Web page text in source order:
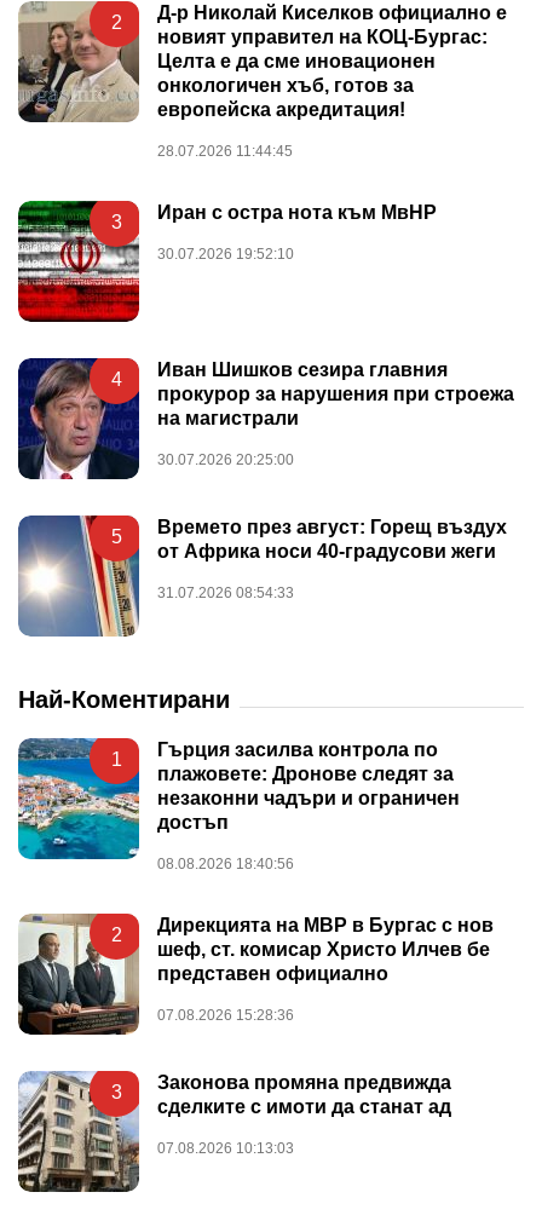
2
Д-р Николай Киселков официално е
новият управител на КОЦ-Бургас:
Целта е да сме иновационен
онкологичен хъб, готов за
европейска акредитация!
28.07.2026 11:44:45
3 Иран с остра нота към МвНР
30.07.2026 19:52:10
4
Иван Шишков сезира главния
прокурор за нарушения при строежа
на магистрали
30.07.2026 20:25:00
5
Времето през август: Горещ въздух
от Африка носи 40-градусови жеги
31.07.2026 08:54:33
Най-Коментирани
1
Гърция засилва контрола по
плажовете: Дронове следят за
незаконни чадъри и ограничен
достъп
08.08.2026 18:40:56
2
Дирекцията на МВР в Бургас с нов
шеф, ст. комисар Христо Илчев бе
представен официално
07.08.2026 15:28:36
3
Законова промяна предвижда
сделките с имоти да станат ад
07.08.2026 10:13:03